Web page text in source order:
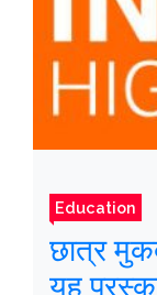
Education
छात्र
यह